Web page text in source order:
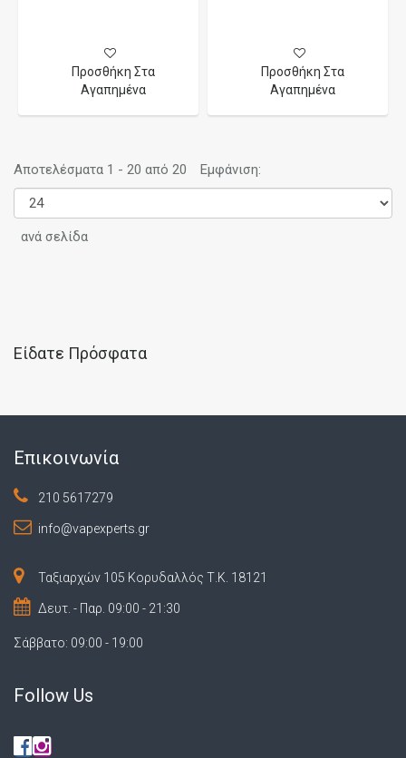
Προσθήκη Στα
Αγαπημένα
Προσθήκη Στα
Αγαπημένα
Αποτελέσματα 1 - 20 από 20 Εμφάνιση:
ανά σελίδα
Είδατε Πρόσφατα
Επικοινωνία
210 5617279
info@vapexperts.gr
Ταξιαρχών 105 Κορυδαλλός Τ.Κ. 18121
Δευτ. - Παρ. 09:00 - 21:30
Σάββατο: 09:00 - 19:00
Follow Us